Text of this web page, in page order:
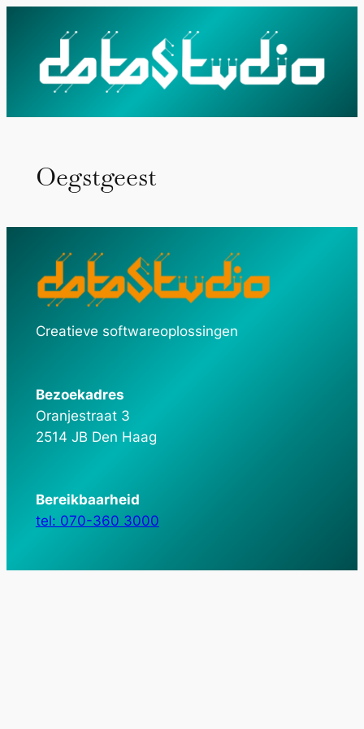
inhoud
Oegstgeest
Creatieve softwareoplossingen
Bezoekadres
Oranjestraat 3
2514 JB Den Haag
Bereikbaarheid
tel: 070-360 3000